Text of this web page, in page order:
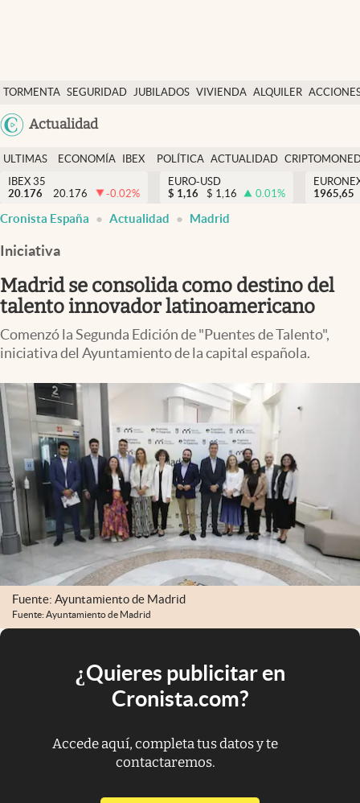
TORMENTA SEGURIDAD JUBILADOS VIVIENDA ALQUILER
USA
Actualidad
Economía y finanzas
Política
Actualidad
Criptomonedas
España
ULTIMAS
NOTICIAS
ECONOMÍA
FINANZAS
IBEX
EURO
POLÍTICA ACTUALIDAD
IBEX 35
20.176
20.176 -0.02%
EURO-USD
$ 1,16 $ 1,16 0.01%
1965,65
Cronista España Actualidad Madrid
Iniciativa
Madrid se consolida como destino del
talento innovador latinoamericano
Comenzó la Segunda Edición de "Puentes de Talento",
iniciativa del Ayuntamiento de la capital española.
Fuente: Ayuntamiento de Madrid
Fuente: Ayuntamiento de Madrid
¿Quieres publicitar en
Cronista.com?
Accede aquí, completa tus datos y te
contactaremos.